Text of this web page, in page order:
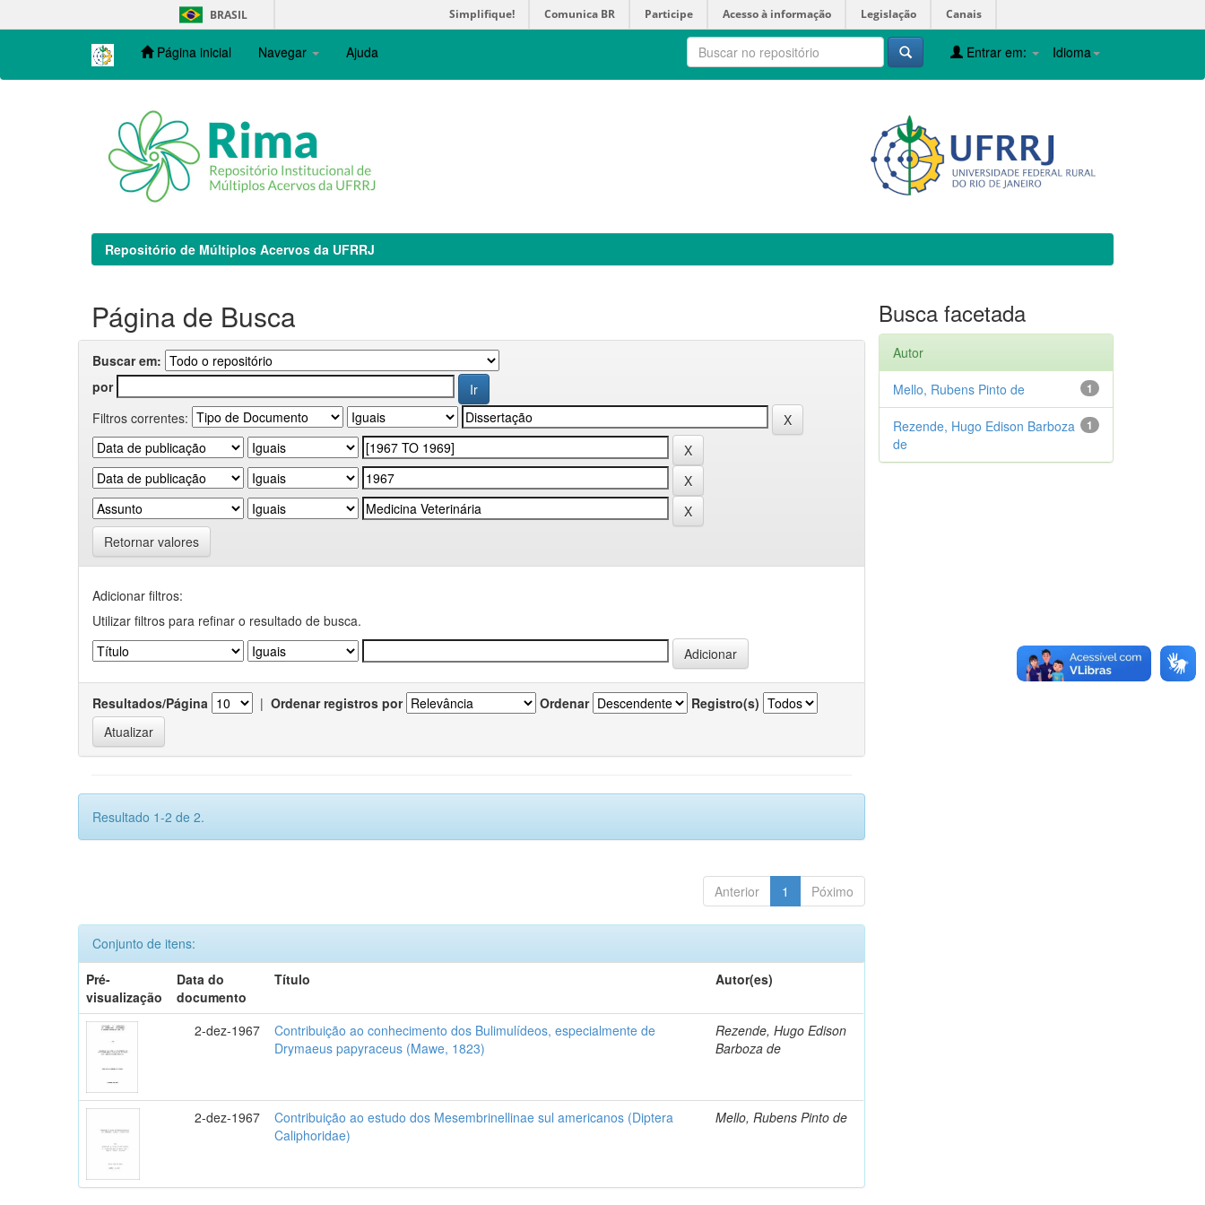
navigation
BRASIL Simplifique! Comunica BR Participe Acesso à informação Legislação Canais
Página inicial Navegar Ajuda Idioma
Entrar em:
Repositório de Múltiplos Acervos da UFRRJ
Página de Busca
Buscar em:
por
Filtros correntes:
Retornar valores
Adicionar filtros:
Utilizar filtros para refinar o resultado de busca.
Resultados/Página | Ordenar registros por Ordenar Registro(s)
Resultado 1-2 de 2.
Anterior 1 Póximo
Conjunto de itens:
Pré-
visualização
Data do
documento
Título Autor(es)
2-dez-1967
Contribuição ao conhecimento dos Bulimulídeos, especialmente de
Drymaeus papyraceus (Mawe, 1823)
Rezende, Hugo Edison
Barboza de
2-dez-1967
Contribuição ao estudo dos Mesembrinellinae sul americanos (Diptera
Caliphoridae)
Mello, Rubens Pinto de
Busca facetada
Autor
1
Mello, Rubens Pinto de
1
Rezende, Hugo Edison Barboza
de